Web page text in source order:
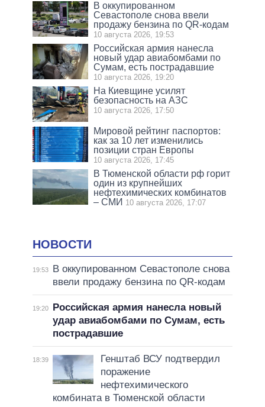
В оккупированном
Севастополе снова ввели
продажу бензина по QR-кодам
10 августа 2026, 19:53
Российская армия нанесла
новый удар авиабомбами по
Сумам, есть пострадавшие
10 августа 2026, 19:20
На Киевщине усилят
безопасность на АЗС
10 августа 2026, 17:50
Мировой рейтинг паспортов:
как за 10 лет изменились
позиции стран Европы
10 августа 2026, 17:45
В Тюменской области рф горит
один из крупнейших
нефтехимических комбинатов
– СМИ 10 августа 2026, 17:07
НОВОСТИ
19:53
В оккупированном Севастополе снова
ввели продажу бензина по QR-кодам
19:20
Российская армия нанесла новый
удар авиабомбами по Сумам, есть
пострадавшие
18:39
Генштаб ВСУ подтвердил
поражение
нефтехимического
комбината в Тюменской области